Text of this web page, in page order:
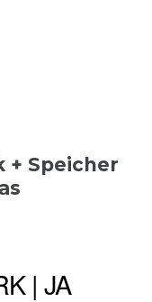
+ Speicher
| JA